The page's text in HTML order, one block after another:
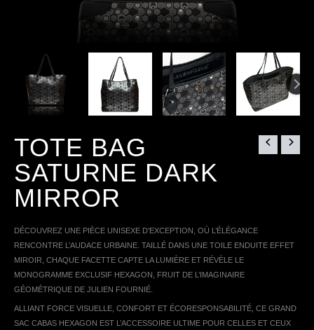
TOTE BAG
SATURNE DARK
MIRROR
DÉCOUVREZ UNE PIÈCE UNISEXE D’EXCEPTION, OÙ L’ÉLÉGANCE
RENCONTRE L’AUDACE URBAINE. TAILLÉ DANS UNE TOILE ENDUITE EFFET
MIROIR, CHAQUE FACETTE CAPTE LA LUMIÈRE ET RÉVÈLE LE
MONOGRAMME EXCLUSIF HEXAGON, FRUIT DE L’IMAGINAIRE
GÉOMÉTRIQUE DE JULIEN FOURNIÉ.
ALLIANT FORCE VISUELLE, CONFORT ET ÉCORESPONSABILITÉ, CE GRAND
SAC CABAS HEXAGON EST L’ACCESSOIRE ULTIME POUR CELLES ET CEUX